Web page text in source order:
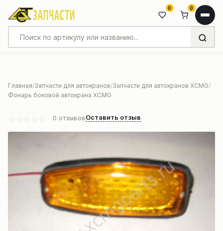
0 0
Главная Запчасти для автокранов Запчасти для автокранов XCMG
Фонарь боковой автокрана XCMG
0 отзывовОставить отзыв